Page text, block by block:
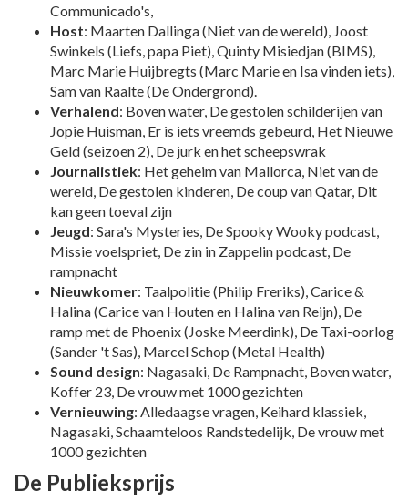
Communicado's,
Host: Maarten Dallinga (Niet van de wereld), Joost
Swinkels (Liefs, papa Piet), Quinty Misiedjan (BIMS),
Marc Marie Huijbregts (Marc Marie en Isa vinden iets),
Sam van Raalte (De Ondergrond).
Verhalend: Boven water, De gestolen schilderijen van
Jopie Huisman, Er is iets vreemds gebeurd, Het Nieuwe
Geld (seizoen 2), De jurk en het scheepswrak
Journalistiek: Het geheim van Mallorca, Niet van de
wereld, De gestolen kinderen, De coup van Qatar, Dit
kan geen toeval zijn
Jeugd: Sara's Mysteries, De Spooky Wooky podcast,
Missie voelspriet, De zin in Zappelin podcast, De
rampnacht
Nieuwkomer: Taalpolitie (Philip Freriks), Carice &
Halina (Carice van Houten en Halina van Reijn), De
ramp met de Phoenix (Joske Meerdink), De Taxi-oorlog
(Sander 't Sas), Marcel Schop (Metal Health)
Sound design: Nagasaki, De Rampnacht, Boven water,
Koffer 23, De vrouw met 1000 gezichten
Vernieuwing: Alledaagse vragen, Keihard klassiek,
Nagasaki, Schaamteloos Randstedelijk, De vrouw met
1000 gezichten
De Publieksprijs